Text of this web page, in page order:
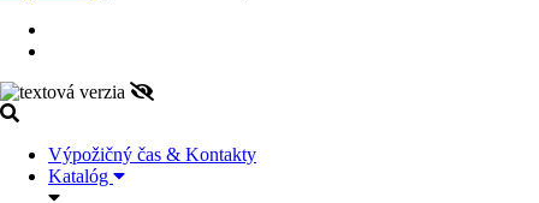
Výpožičný čas & Kontakty
Katalóg